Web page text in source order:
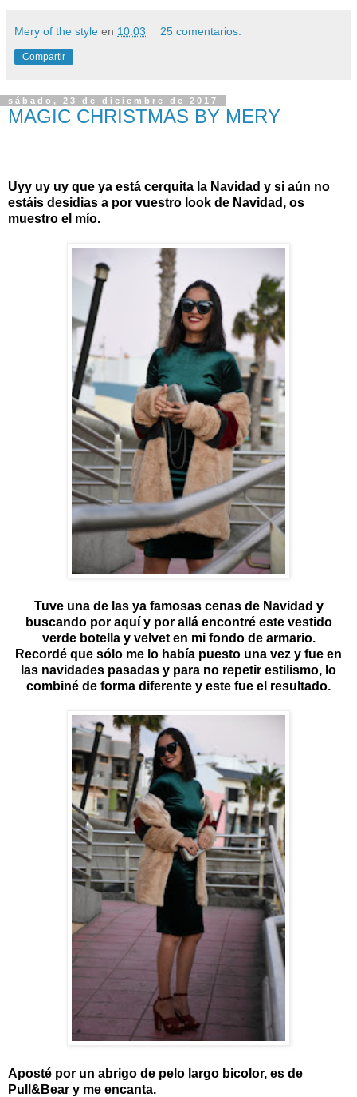
Mery of the style en 10:03 25 comentarios:
Compartir
sábado, 23 de diciembre de 2017
MAGIC CHRISTMAS BY MERY
Uyy uy uy que ya está cerquita la Navidad y si aún no
estáis desidias a por vuestro look de Navidad, os
muestro el mío.
Tuve una de las ya famosas cenas de Navidad y
buscando por aquí y por allá encontré este vestido
verde botella y velvet en mi fondo de armario.
Recordé que sólo me lo había puesto una vez y fue en
las navidades pasadas y para no repetir estilismo, lo
combiné de forma diferente y este fue el resultado.
Aposté por un abrigo de pelo largo bicolor, es de
Pull&Bear y me encanta.